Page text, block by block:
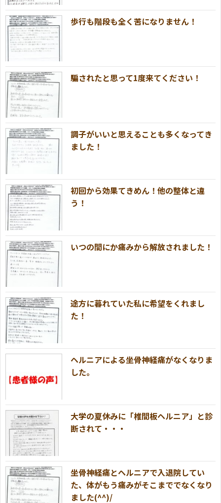
歩行も階段も全く苦になりません！
騙されたと思って1度来てください！
調子がいいと思えることも多くなってき
ました！
初回から効果てきめん！他の整体と違
う！
いつの間にか痛みから解放されました！
途方に暮れていた私に希望をくれまし
た！
ヘルニアによる坐骨神経痛がなくなりま
した。
大学の夏休みに「椎間板ヘルニア」と診
断されて・・・
坐骨神経痛とヘルニアで入退院してい
た、体がもう痛みがそこまででなくなり
ました(^^)/